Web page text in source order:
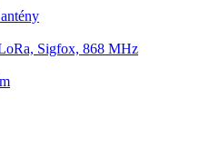
Sigfox, 868 MHz